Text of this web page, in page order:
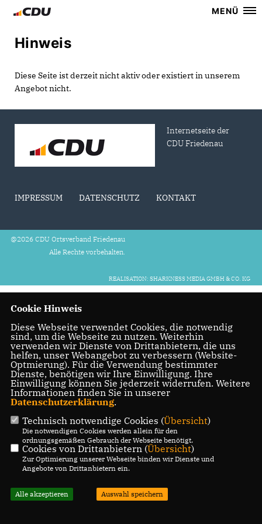
MENÜ
Hinweis
Diese Seite ist derzeit nicht aktiv oder existiert in unserem
Angebot nicht.
Internetseite der
CDU Friedenau
IMPRESSUM DATENSCHUTZ KONTAKT
@2026 CDU Ortsverband Friedenau
Alle Rechte vorbehalten.
REALISATION: SHARKNESS MEDIA GMBH & CO. KG
Cookie Hinweis
Diese Webseite verwendet Cookies, die notwendig
sind, um die Webseite zu nutzen. Weiterhin
verwenden wir Dienste von Drittanbietern, die uns
helfen, unser Webangebot zu verbessern (Website-
Optmierung). Für die Verwendung bestimmter
Dienste, benötigen wir Ihre Einwilligung. Ihre
Einwilligung können Sie jederzeit widerrufen. Weitere
Informationen finden Sie in unserer
Datenschutzerklärung.
Technisch notwendige Cookies (Übersicht)
Die notwendigen Cookies werden allein für den
ordnungsgemäßen Gebrauch der Webseite benötigt.
Cookies von Drittanbietern (Übersicht)
Zur Optimierung unserer Webseite binden wir Dienste und
Angebote von Drittanbietern ein.
Alle akzeptieren Auswahl speichern